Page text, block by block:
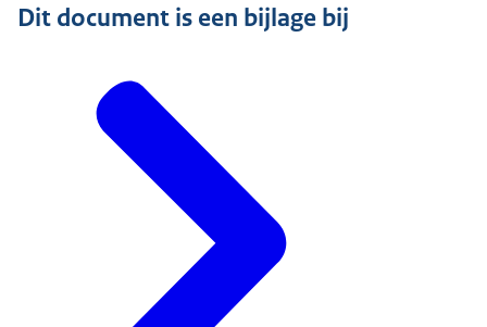
Dit document is een bijlage bij